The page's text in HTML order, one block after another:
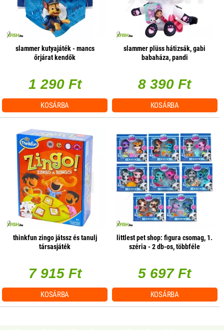
slammer kutyajáték - mancs
őrjárat kendők
1 290 Ft
KOSÁRBA
slammer plüss hátizsák, gabi
babaháza, pandi
8 390 Ft
KOSÁRBA
thinkfun zingo játssz és tanulj
társasjáték
7 915 Ft
KOSÁRBA
littlest pet shop: figura csomag, 1.
széria - 2 db-os, többféle
5 697 Ft
KOSÁRBA